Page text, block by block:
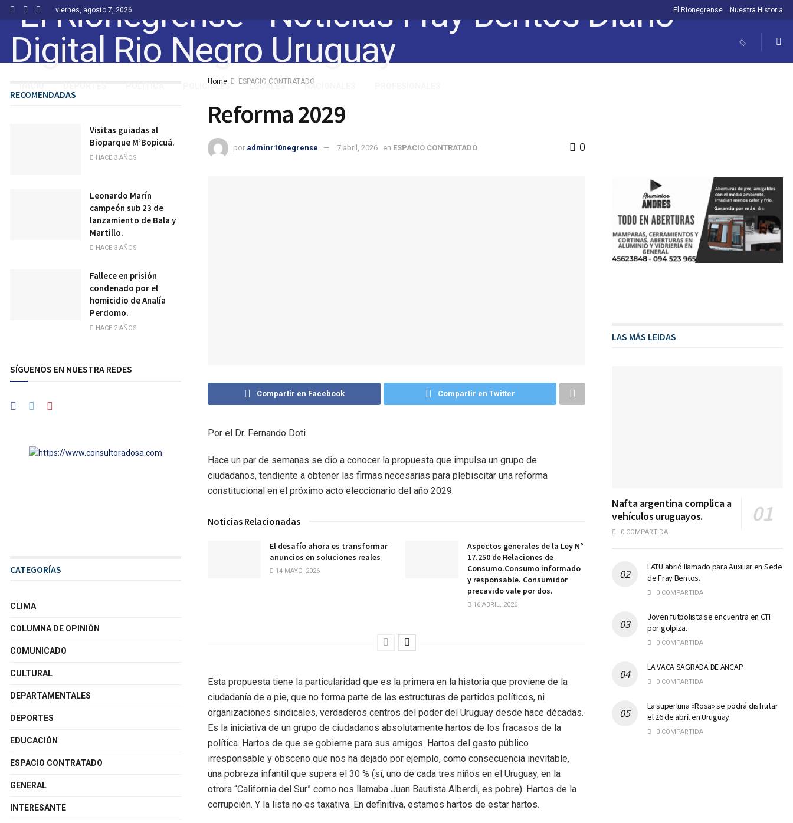
viernes, agosto 7, 2026 El Rionegrense Nuestra Historia
POLICIALES LOCALES NACIONALES
Home ESPACIO CONTRATADO
Reforma 2029
por adminr10negrense 7 abril, 2026 en ESPACIO CONTRATADO 0
Compartir en Facebook Compartir en Twitter
Por el Dr. Fernando Doti
Hace un par de semanas se dio a conocer la propuesta que impulsa un grupo de
ciudadanos, tendiente a obtener las firmas necesarias para plebiscitar una reforma
constitucional en el próximo acto eleccionario del año 2029.
Noticias Relacionadas
El desafío ahora es transformar
anuncios en soluciones reales
14 MAYO, 2026
Aspectos generales de la Ley N°
17.250 de Relaciones de
Consumo.Consumo informado
y responsable. Consumidor
precavido vale por dos.
16 ABRIL, 2026
Esta propuesta tiene la particularidad que es la primera en la historia que proviene de la
ciudadanía de a pie, que no forma parte de las estructuras de partidos políticos, ni
organizaciones sindicales, verdaderos centros del poder del Uruguay desde hace décadas.
Es la iniciativa de un grupo de ciudadanos absolutamente hartos de los fracasos de la
política. Hartos de que se gobierne para sus amigos. Hartos del gasto público
irresponsable y obsceno que nos ha dejado por ejemplo, como consecuencia inevitable,
una pobreza infantil que supera el 30 % (sí, uno de cada tres niños en el Uruguay, en la
otrora “California del Sur” como nos llamaba Juan Bautista Alberdi, es pobre). Hartos de la
corrupción. Y la lista no es taxativa. En definitiva, estamos hartos de estar hartos.
RECOMENDADAS
Visitas guiadas al
Bioparque M’Bopicuá.
HACE 3 AÑOS
Leonardo Marín
campeón sub 23 de
lanzamiento de Bala y
Martillo.
HACE 3 AÑOS
Fallece en prisión
condenado por el
homicidio de Analía
Perdomo.
HACE 2 AÑOS
SÍGUENOS EN NUESTRA REDES
CATEGORÍAS
CLIMA
COLUMNA DE OPINIÓN
COMUNICADO
CULTURAL
DEPARTAMENTALES
DEPORTES
EDUCACIÓN
ESPACIO CONTRATADO
GENERAL
INTERESANTE
LAS MÁS LEIDAS
Nafta argentina complica a
vehículos uruguayos.
0 COMPARTIDA
LATU abrió llamado para Auxiliar en Sede
de Fray Bentos.
0 COMPARTIDA
Joven futbolista se encuentra en CTI
por golpiza.
0 COMPARTIDA
LA VACA SAGRADA DE ANCAP
0 COMPARTIDA
La superluna «Rosa» se podrá disfrutar
el 26 de abril en Uruguay.
0 COMPARTIDA